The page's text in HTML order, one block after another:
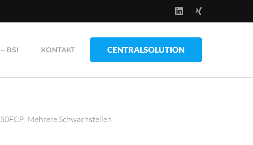
BSI KONTAKT CENTRALSOLUTION
Mehrere Schwachstellen